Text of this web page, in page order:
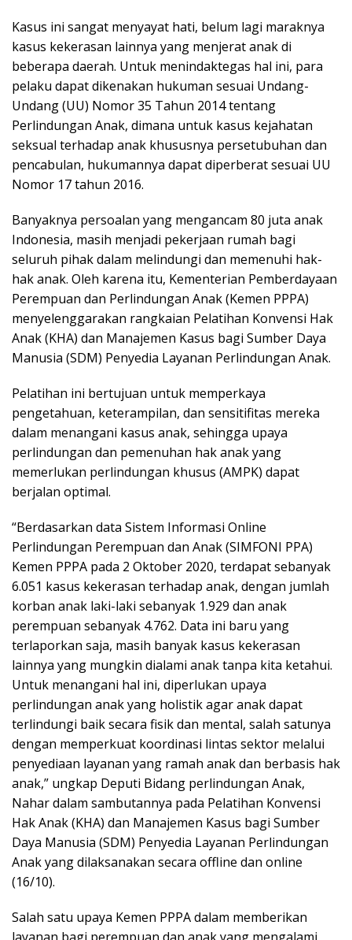
Kasus ini sangat menyayat hati, belum lagi maraknya
kasus kekerasan lainnya yang menjerat anak di
beberapa daerah. Untuk menindaktegas hal ini, para
pelaku dapat dikenakan hukuman sesuai Undang-
Undang (UU) Nomor 35 Tahun 2014 tentang
Perlindungan Anak, dimana untuk kasus kejahatan
seksual terhadap anak khususnya persetubuhan dan
pencabulan, hukumannya dapat diperberat sesuai UU
Nomor 17 tahun 2016.
Banyaknya persoalan yang mengancam 80 juta anak
Indonesia, masih menjadi pekerjaan rumah bagi
seluruh pihak dalam melindungi dan memenuhi hak-
hak anak. Oleh karena itu, Kementerian Pemberdayaan
Perempuan dan Perlindungan Anak (Kemen PPPA)
menyelenggarakan rangkaian Pelatihan Konvensi Hak
Anak (KHA) dan Manajemen Kasus bagi Sumber Daya
Manusia (SDM) Penyedia Layanan Perlindungan Anak.
Pelatihan ini bertujuan untuk memperkaya
pengetahuan, keterampilan, dan sensitifitas mereka
dalam menangani kasus anak, sehingga upaya
perlindungan dan pemenuhan hak anak yang
memerlukan perlindungan khusus (AMPK) dapat
berjalan optimal.
“Berdasarkan data Sistem Informasi Online
Perlindungan Perempuan dan Anak (SIMFONI PPA)
Kemen PPPA pada 2 Oktober 2020, terdapat sebanyak
6.051 kasus kekerasan terhadap anak, dengan jumlah
korban anak laki-laki sebanyak 1.929 dan anak
perempuan sebanyak 4.762. Data ini baru yang
terlaporkan saja, masih banyak kasus kekerasan
lainnya yang mungkin dialami anak tanpa kita ketahui.
Untuk menangani hal ini, diperlukan upaya
perlindungan anak yang holistik agar anak dapat
terlindungi baik secara fisik dan mental, salah satunya
dengan memperkuat koordinasi lintas sektor melalui
penyediaan layanan yang ramah anak dan berbasis hak
anak,” ungkap Deputi Bidang perlindungan Anak,
Nahar dalam sambutannya pada Pelatihan Konvensi
Hak Anak (KHA) dan Manajemen Kasus bagi Sumber
Daya Manusia (SDM) Penyedia Layanan Perlindungan
Anak yang dilaksanakan secara offline dan online
(16/10).
Salah satu upaya Kemen PPPA dalam memberikan